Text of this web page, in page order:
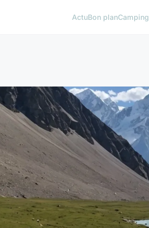
ActuBon planCamping